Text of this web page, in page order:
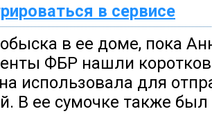
в сервисе
в ее доме, пока
ФБР нашли
использовала для
В ее сумочке также